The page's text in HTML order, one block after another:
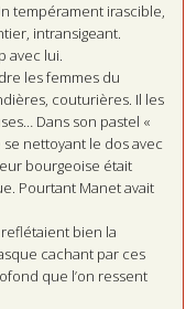
tempérament irascible,
intransigeant.
avec lui.
les femmes du
couturières. Il les
Dans son pastel «
nettoyant le dos avec
bourgeoise était
Pourtant Manet avait
bien la
cachant par ces
que l’on ressent